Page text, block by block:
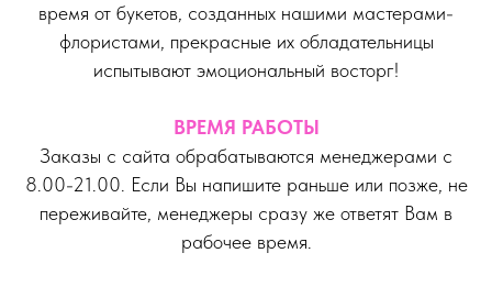
время от букетов, созданных нашими мастерами-
флористами, прекрасные их обладательницы
испытывают эмоциональный восторг!
ВРЕМЯ РАБОТЫ
Заказы с сайта обрабатываются менеджерами с
8.00-21.00. Если Вы напишите раньше или позже, не
переживайте, менеджеры сразу же ответят Вам в
рабочее время.